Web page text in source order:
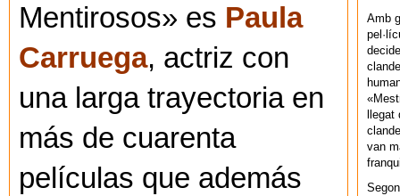
Mentirosos» es Paula
Carruega, actriz con
una larga trayectoria en
más de cuarenta
películas que además
Amb
van